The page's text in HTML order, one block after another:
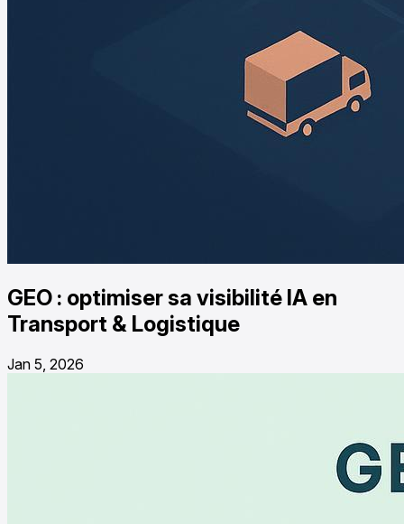
GEO : optimiser sa visibilité IA en
Transport & Logistique
Jan 5, 2026